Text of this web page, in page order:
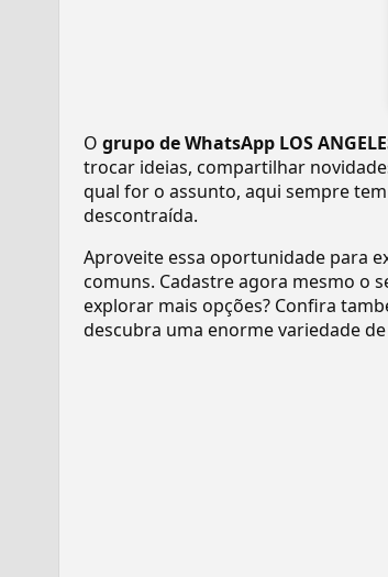
O grupo de WhatsApp LOS
trocar ideias, compartilhar
qual for o assunto, aqui sempre
descontraída.
Aproveite essa oportunidade para
comuns. Cadastre agora mesmo o
explorar mais opções? Confira
descubra uma enorme variedade